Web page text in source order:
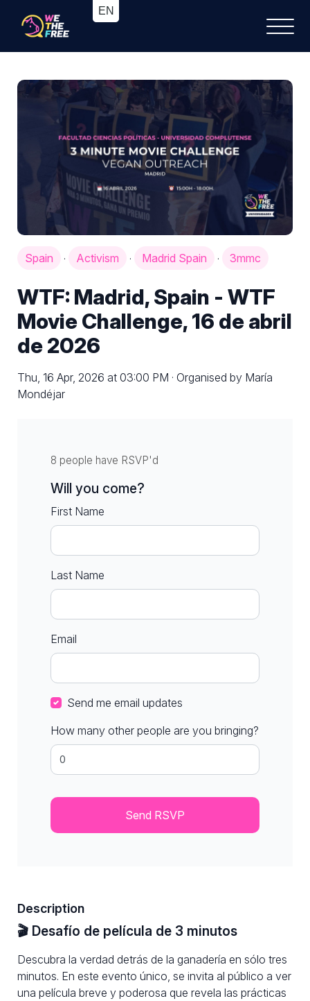
Spain · Activism · Madrid Spain · 3mmc
WTF: Madrid, Spain - WTF
Movie Challenge, 16 de abril
de 2026
Thu, 16 Apr, 2026 at 03:00 PM · Organised by María
Mondéjar
8 people have RSVP'd
Will you come?
First Name
Last Name
Email
Send me email updates
How many other people are you bringing?
Description
🎬 Desafío de película de 3 minutos
Descubra la verdad detrás de la ganadería en sólo tres
minutos. En este evento único, se invita al público a ver
una película breve y poderosa que revela las prácticas